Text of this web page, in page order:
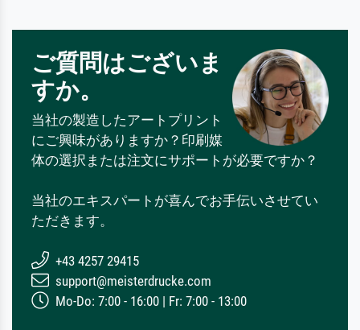
ご質問はございま
すか。
当社の製造したアートプリント
にご興味がありますか？印刷媒
体の選択または注文にサポートが必要ですか？
当社のエキスパートが喜んでお手伝いさせてい
ただきます。
+43 4257 29415
support@meisterdrucke.com
Mo-Do: 7:00 - 16:00 | Fr: 7:00 - 13:00